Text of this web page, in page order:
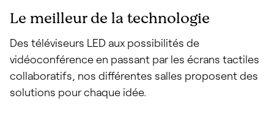
Le meilleur de la technologie
Des téléviseurs LED aux possibilités de
vidéoconférence en passant par les écrans tactiles
collaboratifs, nos différentes salles proposent des
solutions pour chaque idée.